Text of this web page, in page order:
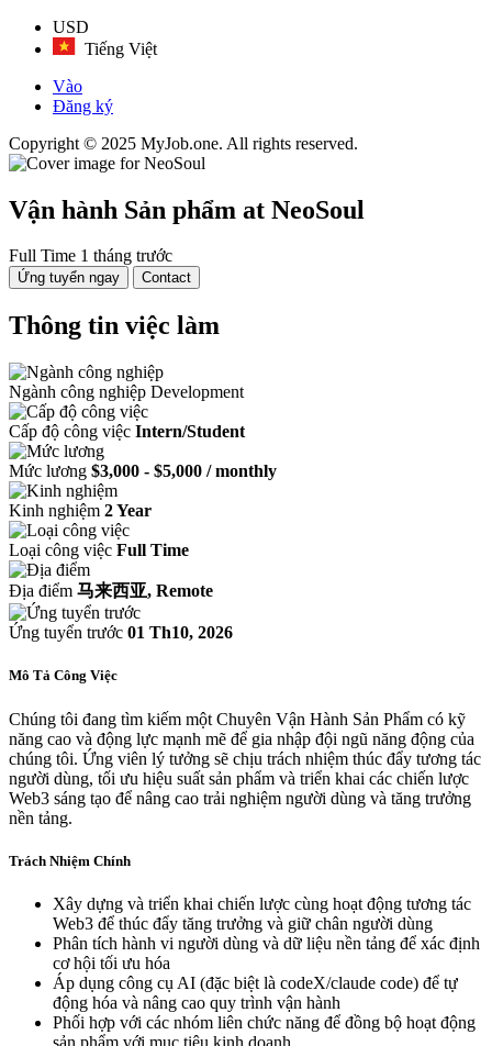
USD
Tiếng Việt
Vào
Đăng ký
Copyright © 2025 MyJob.one. All rights reserved.
Vận hành Sản phẩm at NeoSoul
Full Time 1 tháng trước
Ứng tuyển ngay Contact
Thông tin việc làm
Ngành công nghiệp Development
Cấp độ công việc Intern/Student
Mức lương $3,000 - $5,000 / monthly
Kinh nghiệm 2 Year
Loại công việc Full Time
Địa điểm 马来西亚, Remote
Ứng tuyển trước 01 Th10, 2026
Mô Tả Công Việc
Chúng tôi đang tìm kiếm một Chuyên Vận Hành Sản Phẩm có kỹ
năng cao và động lực mạnh mẽ để gia nhập đội ngũ năng động của
chúng tôi. Ứng viên lý tưởng sẽ chịu trách nhiệm thúc đẩy tương tác
người dùng, tối ưu hiệu suất sản phẩm và triển khai các chiến lược
Web3 sáng tạo để nâng cao trải nghiệm người dùng và tăng trưởng
nền tảng.
Trách Nhiệm Chính
Xây dựng và triển khai chiến lược cùng hoạt động tương tác
Web3 để thúc đẩy tăng trưởng và giữ chân người dùng
Phân tích hành vi người dùng và dữ liệu nền tảng để xác định
cơ hội tối ưu hóa
Áp dụng công cụ AI (đặc biệt là codeX/claude code) để tự
động hóa và nâng cao quy trình vận hành
Phối hợp với các nhóm liên chức năng để đồng bộ hoạt động
sản phẩm với mục tiêu kinh doanh